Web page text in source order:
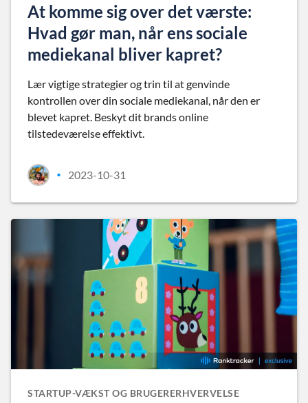
At komme sig over det værste:
Hvad gør man, når ens sociale
mediekanal bliver kapret?
Lær vigtige strategier og trin til at genvinde
kontrollen over din sociale mediekanal, når den er
blevet kapret. Beskyt dit brands online
tilstedeværelse effektivt.
• 2023-10-31
STARTUP-VÆKST OG BRUGERERHVERVELSE